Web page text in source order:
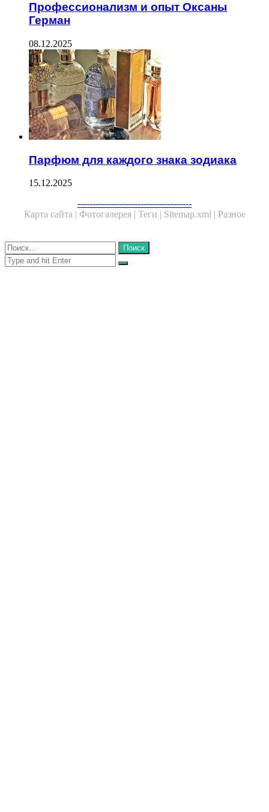
Профессионализм и опыт Оксаны
Герман
08.12.2025
Парфюм для каждого знака зодиака
15.12.2025
--------------------------------------
Карта сайта | Фотогалерея | Теги | Sitemap.xml | Разное
Close
Найти:
Close
Search